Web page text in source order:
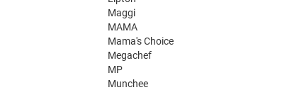
Maggi
MAMA
Mama's Choice
Megachef
MP
Munchee